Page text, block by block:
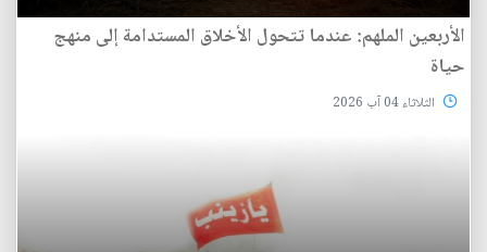
الأربعين الملهم: عندما تتحول الأخلاق المستدامة إلى منهج
حياة
الثلاثاء 04 آب 2026